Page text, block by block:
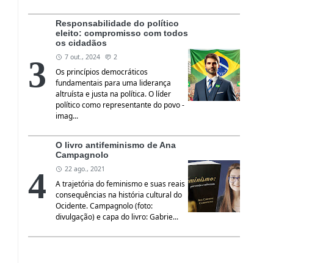
Responsabilidade do político
eleito: compromisso com todos
os cidadãos
7 out., 2024 2
Os princípios democráticos
fundamentais para uma liderança
altruísta e justa na política. O líder
político como representante do povo -
imag...
O livro antifeminismo de Ana
Campagnolo
22 ago., 2021
A trajetória do feminismo e suas reais
consequências na história cultural do
Ocidente. Campagnolo (foto:
divulgação) e capa do livro: Gabrie...